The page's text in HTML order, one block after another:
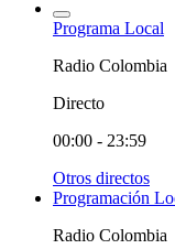
Programa Local
Radio Colombia
Directo
00:00 - 23:59
Otros directos
Programación
Radio Colombia